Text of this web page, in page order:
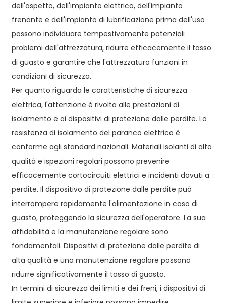
dell'aspetto, dell'impianto elettrico, dell'impianto
frenante e dell'impianto di lubrificazione prima dell'uso
possono individuare tempestivamente potenziali
problemi dell'attrezzatura, ridurre efficacemente il tasso
di guasto e garantire che l'attrezzatura funzioni in
condizioni di sicurezza.
Per quanto riguarda le caratteristiche di sicurezza
elettrica, l'attenzione è rivolta alle prestazioni di
isolamento e ai dispositivi di protezione dalle perdite. La
resistenza di isolamento del paranco elettrico è
conforme agli standard nazionali. Materiali isolanti di alta
qualità e ispezioni regolari possono prevenire
efficacemente cortocircuiti elettrici e incidenti dovuti a
perdite. Il dispositivo di protezione dalle perdite può
interrompere rapidamente l'alimentazione in caso di
guasto, proteggendo la sicurezza dell'operatore. La sua
affidabilità e la manutenzione regolare sono
fondamentali. Dispositivi di protezione dalle perdite di
alta qualità e una manutenzione regolare possono
ridurre significativamente il tasso di guasto.
In termini di sicurezza dei limiti e dei freni, i dispositivi di